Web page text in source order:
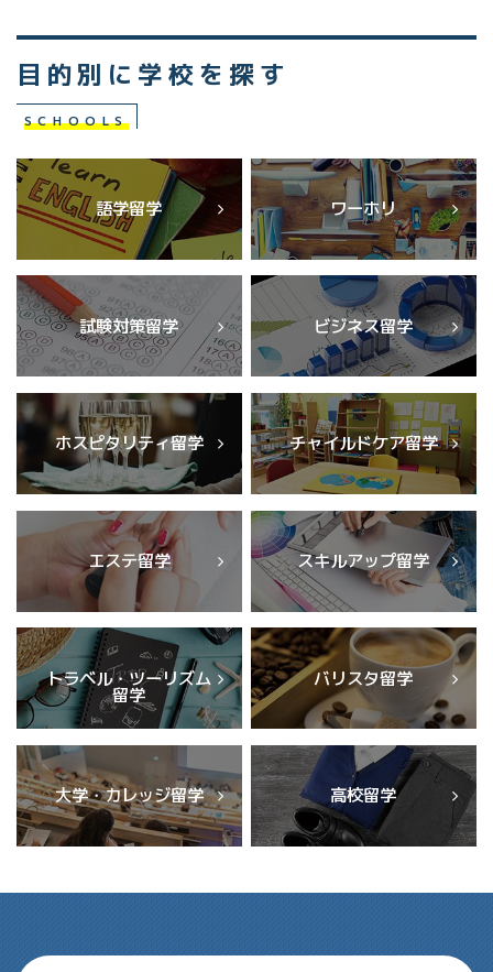
目的別に学校を探す
SCHOOLS
語学留学 ワーホリ
試験対策留学 ビジネス留学
ホスピタリティ留学 チャイルドケア留学
エステ留学 スキルアップ留学
トラベル・ツーリズム
留学
バリスタ留学
大学・カレッジ留学 高校留学